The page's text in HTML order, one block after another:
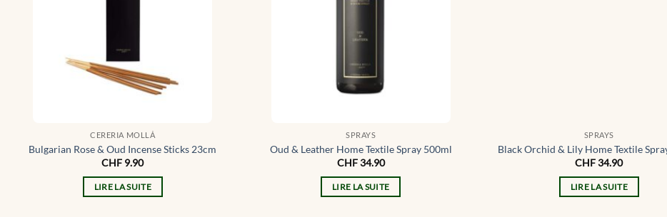
CERERIA MOLLÁ
Bulgarian Rose & Oud Incense Sticks 23cm
CHF 9.90
LIRE LA SUITE
SPRAYS
Oud & Leather Home Textile Spray 500ml
CHF34.90
LIRE LA SUITE
SPRAYS
Black Orchid & Lily Home Textile
CHF34.90
LIRE LA SUITE